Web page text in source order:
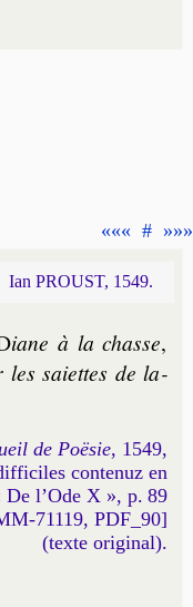
««« # »»»
Ian PROUST, 1549.
iane à la chasse,
les sa­iettes de la­
de Poësie, 1549,
conte­nuz en
l’Ode X », p. 89
71119, PDF_90]
(texte original).